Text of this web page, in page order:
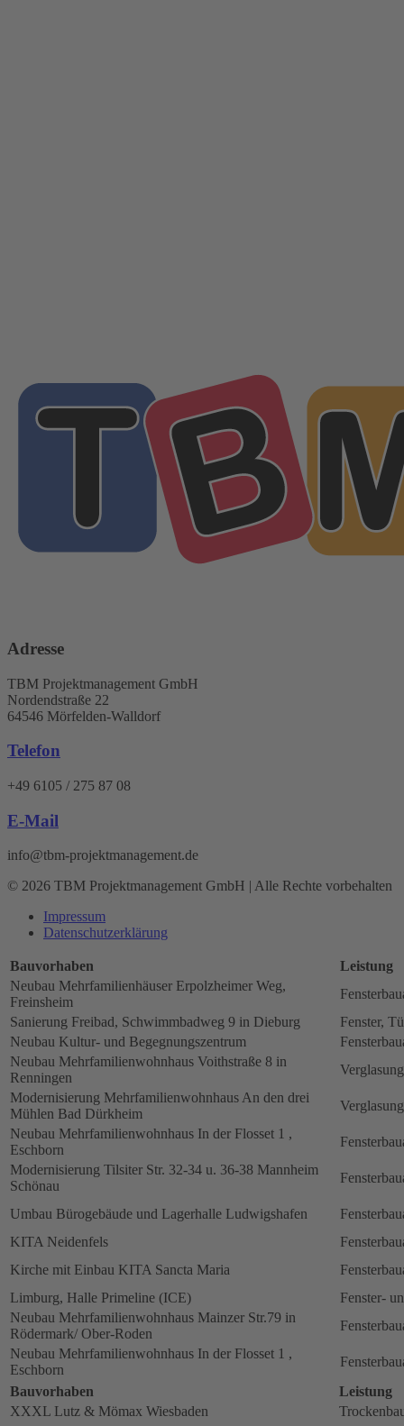
Adresse
TBM Projektmanagement GmbH
Nordendstraße 22
64546 Mörfelden-Walldorf
Telefon
+49 6105 / 275 87 08
E-Mail
info@tbm-projektmanagement.de
© 2026 TBM Projektmanagement GmbH | Alle Rechte vorbehalten
Impressum
Datenschutz­erklärung
Bauvorhaben
Leistung
Neubau Mehrfamilienhäuser Erpolzheimer Weg,
Freinsheim
Sanierung Freibad, Schwimmbadweg 9 in Dieburg
Fenster,
Neubau Kultur- und Begegnungszentrum
Neubau Mehrfamilienwohnhaus Voithstraße 8 in
Renningen
Modernisierung Mehrfamilienwohnhaus An den drei
Mühlen Bad Dürkheim
Neubau Mehrfamilienwohnhaus In der Flosset 1 ,
Eschborn
Modernisierung Tilsiter Str. 32-34 u. 36-38 Mannheim
Schönau
Umbau Bürogebäude und Lagerhalle Ludwigshafen
KITA Neidenfels
Kirche mit Einbau KITA Sancta Maria
Limburg, Halle Primeline (ICE)
Fenster-
Neubau Mehrfamilienwohnhaus Mainzer Str.79 in
Rödermark/ Ober-Roden
Neubau Mehrfamilienwohnhaus In der Flosset 1 ,
Eschborn
Bauvorhaben
Leistung
XXXL Lutz & Mömax Wiesbaden